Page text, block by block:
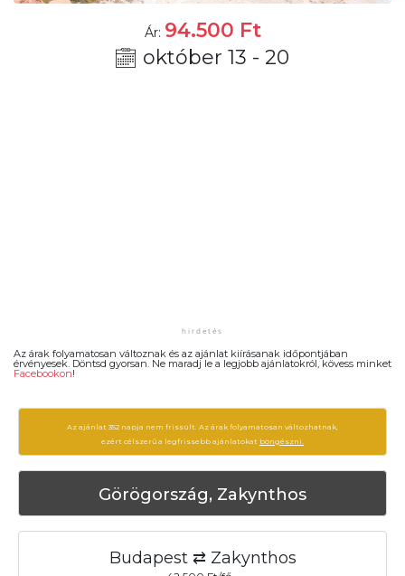
Ár: 94.500 Ft
október 13 - 20
Az árak folyamatosan változnak és az ajánlat kiírásanak időpontjában
érvényesek. Döntsd gyorsan. Ne maradj le a legjobb ajánlatokról, kövess minket
Facebookon!
Az ajánlat 352 napja nem frissült. Az árak folyamatosan változhatnak,
ezért célszerű a legfrissebb ajánlatokat böngészni.
Görögország, Zakynthos
Budapest ⇄ Zakynthos